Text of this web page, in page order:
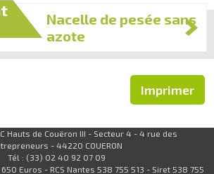
Nacelle de pesée sans
azote
Imprimer
Hauts de Couëron III - Secteur 4 - 4 rue des
- 44220 COUERON
Tél : (33) 02 40 92 07 09
650 Euros - RCS Nantes 538 755 513 - Siret 538 755